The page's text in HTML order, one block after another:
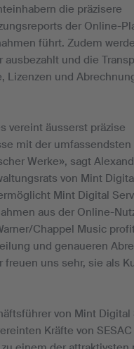
die präzisere
der Online-
führt. Zudem
ausbezahlt und die
Lizenzen und
vereint äusserst präzise
mit der umfassendsten
Werke», sagt
von Mint
Mint Digital
aus der Online-
Chappel Music
und genaueren
freuen uns sehr, sie als
von Mint Digital
Kräfte von